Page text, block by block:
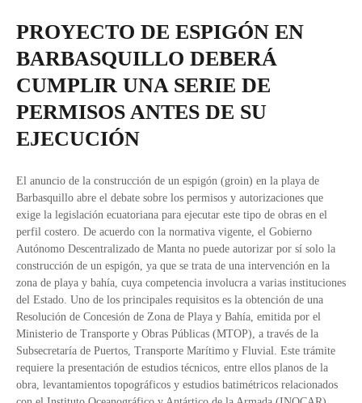
PROYECTO DE ESPIGÓN EN
BARBASQUILLO DEBERÁ
CUMPLIR UNA SERIE DE
PERMISOS ANTES DE SU
EJECUCIÓN
El anuncio de la construcción de un espigón (groin) en la playa de
Barbasquillo abre el debate sobre los permisos y autorizaciones que
exige la legislación ecuatoriana para ejecutar este tipo de obras en el
perfil costero. De acuerdo con la normativa vigente, el Gobierno
Autónomo Descentralizado de Manta no puede autorizar por sí solo la
construcción de un espigón, ya que se trata de una intervención en la
zona de playa y bahía, cuya competencia involucra a varias instituciones
del Estado. Uno de los principales requisitos es la obtención de una
Resolución de Concesión de Zona de Playa y Bahía, emitida por el
Ministerio de Transporte y Obras Públicas (MTOP), a través de la
Subsecretaría de Puertos, Transporte Marítimo y Fluvial. Este trámite
requiere la presentación de estudios técnicos, entre ellos planos de la
obra, levantamientos topográficos y estudios batimétricos relacionados